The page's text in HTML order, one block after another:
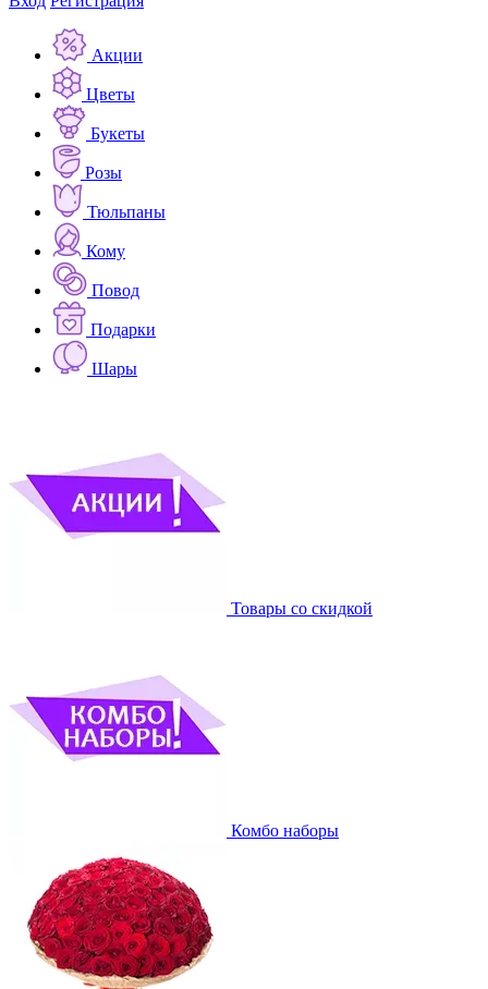
Акции
Цветы
Букеты
Розы
Тюльпаны
Кому
Повод
Подарки
Шары
Товары со скидкой
Комбо наборы